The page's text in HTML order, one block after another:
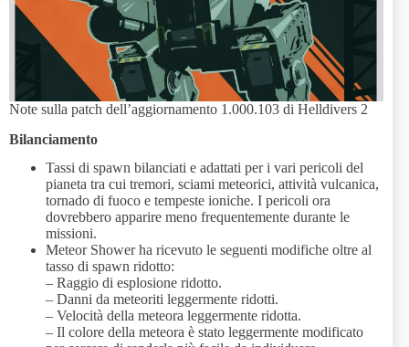
Note sulla patch dell’aggiornamento 1.000.103 di Helldivers 2
Bilanciamento
Tassi di spawn bilanciati e adattati per i vari pericoli del
pianeta tra cui tremori, sciami meteorici, attività vulcanica,
tornado di fuoco e tempeste ioniche. I pericoli ora
dovrebbero apparire meno frequentemente durante le
missioni.
Meteor Shower ha ricevuto le seguenti modifiche oltre al
tasso di spawn ridotto:
– Raggio di esplosione ridotto.
– Danni da meteoriti leggermente ridotti.
– Velocità della meteora leggermente ridotta.
– Il colore della meteora è stato leggermente modificato